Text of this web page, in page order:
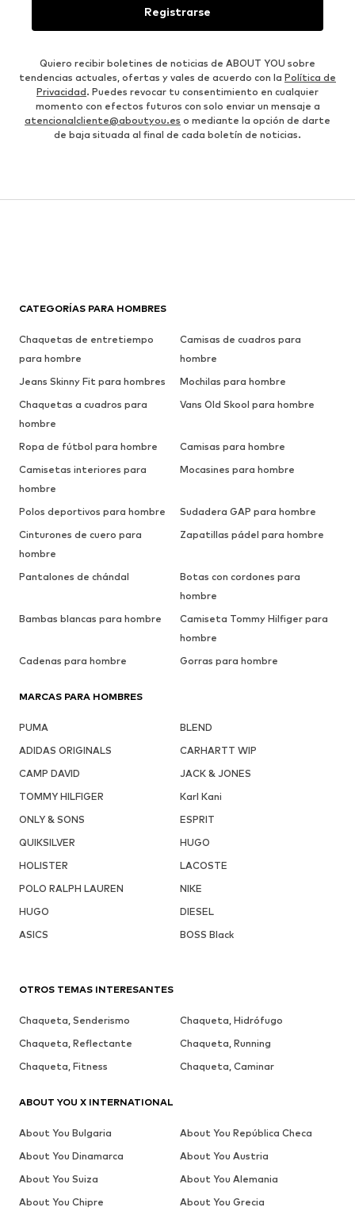
Registrarse
Quiero recibir boletines de noticias de ABOUT YOU sobre
tendencias actuales, ofertas y vales de acuerdo con la Política de
Privacidad. Puedes revocar tu consentimiento en cualquier
momento con efectos futuros con solo enviar un mensaje a
atencionalcliente@aboutyou.es o mediante la opción de darte
de baja situada al final de cada boletín de noticias.
CATEGORÍAS PARA HOMBRES
Chaquetas de entretiempo
para hombre
Camisas de cuadros para
hombre
Jeans Skinny Fit para hombres
Mochilas para hombre
Chaquetas a cuadros para
hombre
Vans Old Skool para hombre
Ropa de fútbol para hombre
Camisas para hombre
Camisetas interiores para
hombre
Mocasines para hombre
Polos deportivos para hombre
Sudadera GAP para hombre
Cinturones de cuero para
hombre
Zapatillas pádel para hombre
Pantalones de chándal
Botas con cordones para
hombre
Bambas blancas para hombre
Camiseta Tommy Hilfiger para
hombre
Cadenas para hombre
Gorras para hombre
MARCAS PARA HOMBRES
PUMA
BLEND
ADIDAS ORIGINALS
CARHARTT WIP
CAMP DAVID
JACK & JONES
TOMMY HILFIGER
Karl Kani
ONLY & SONS
ESPRIT
QUIKSILVER
HUGO
HOLISTER
LACOSTE
POLO RALPH LAUREN
NIKE
HUGO
DIESEL
ASICS
BOSS Black
OTROS TEMAS INTERESANTES
Chaqueta, Senderismo
Chaqueta, Hidrófugo
Chaqueta, Reflectante
Chaqueta, Running
Chaqueta, Fitness
Chaqueta, Caminar
ABOUT YOU X INTERNATIONAL
About You Bulgaria
About You República Checa
About You Dinamarca
About You Austria
About You Suiza
About You Alemania
About You Chipre
About You Grecia